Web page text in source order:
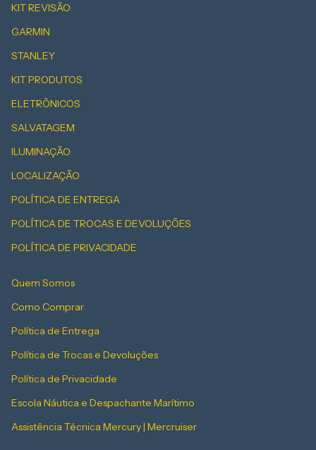
KIT REVISÃO
GARMIN
STANLEY
KIT PRODUTOS
ELETRÔNICOS
SALVATAGEM
ILUMINAÇÃO
LOCALIZAÇÃO
POLÍTICA DE ENTREGA
POLÍTICA DE TROCAS E DEVOLUÇÕES
POLÍTICA DE PRIVACIDADE
Quem Somos
Como Comprar
Política de Entrega
Política de Trocas e Devoluções
Política de Privacidade
Escola Náutica e Despachante Marítimo
Assistência Técnica Mercury | Mercruiser